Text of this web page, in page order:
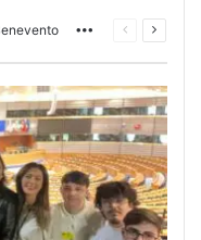
More Pagina